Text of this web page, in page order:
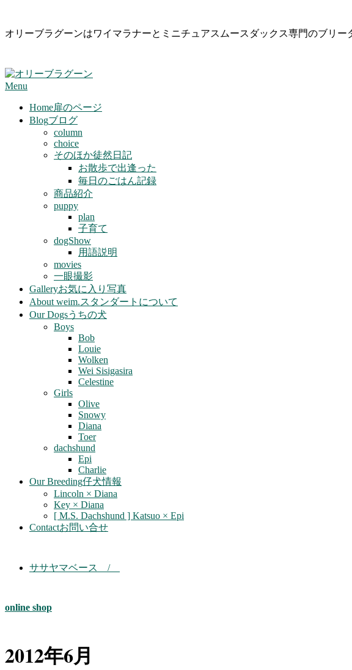
Skip
オリーブラグーンはワイマラナーとミニチュアスムースダックス専門のブリ
Primary
Menu
Menu
Home扉のページ
Blogブログ
column
choice
そのほか徒然日記
お散歩で出逢った
毎日のごはん記録
商品紹介
puppy
plan
子育て
dogShow
用語説明
movies
一眼撮影
Galleryお気に入り写真
About weim.スタンダートについて
Our Dogsうちの犬
Boys
Bob
Louie
Wolken
Wei Sisigasira
Celestine
Girls
Olive
Snowy
Diana
Toer
dachshund
Epi
Charlie
Our Breeding仔犬情報
Lincoln × Diana
Key × Diana
[ M.S. Dachshund ] Katsuo × Epi
Contactお問い合せ
ササヤマベース /
online shop
2012年6月